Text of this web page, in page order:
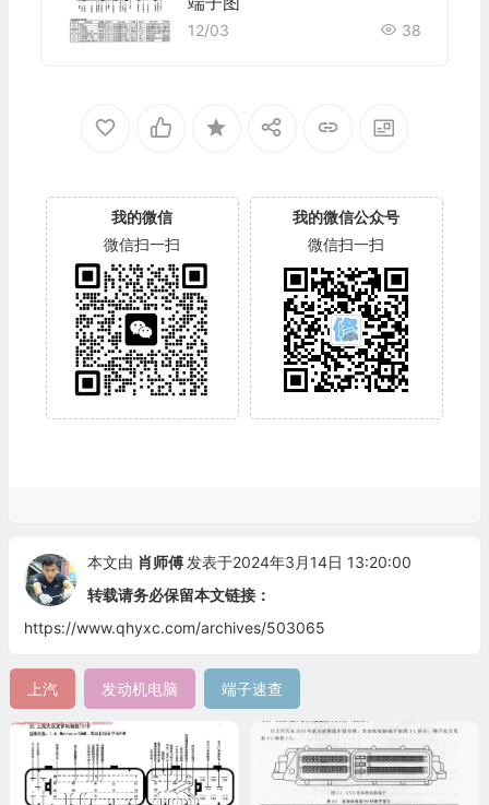
12/03 38
我的微信
微信扫一扫
我的微信公众号
微信扫一扫
本文由 肖师傅 发表于2024年3月14日 13:20:00
转载请务必保留本文链接：
https://www.qhyxc.com/archives/503065
上汽 发动机电脑 端子速查